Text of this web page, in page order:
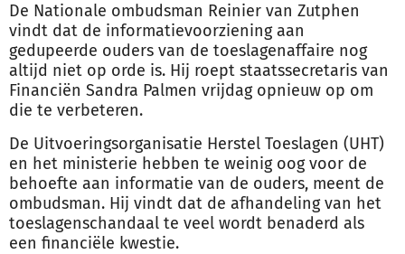
De Nationale ombudsman Reinier van Zutphen
vindt dat de informatievoorziening aan
gedupeerde ouders van de toeslagenaffaire nog
altijd niet op orde is. Hij roept staatssecretaris van
Financiën Sandra Palmen vrijdag opnieuw op om
die te verbeteren.
De Uitvoeringsorganisatie Herstel Toeslagen (UHT)
en het ministerie hebben te weinig oog voor de
behoefte aan informatie van de ouders, meent de
ombudsman. Hij vindt dat de afhandeling van het
toeslagenschandaal te veel wordt benaderd als
een financiële kwestie.